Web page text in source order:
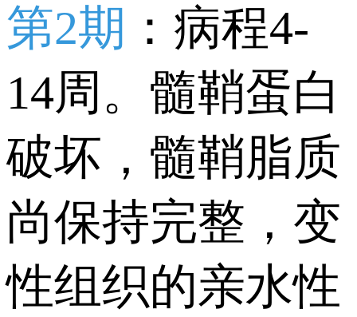
第2期 ：病程4-
14周。髓鞘蛋白
破坏，髓鞘脂质
尚保持完整，变
性组织的亲水性